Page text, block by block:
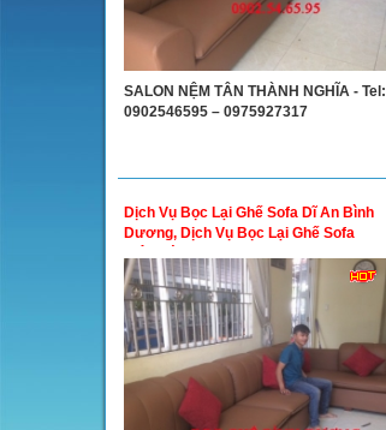
SALON NỆM TÂN THÀNH NGHĨA - Tel:
0902546595 – 0975927317
Dịch Vụ Bọc Lại Ghế Sofa Dĩ An Bình
Dương, Dịch Vụ Bọc Lại Ghế Sofa